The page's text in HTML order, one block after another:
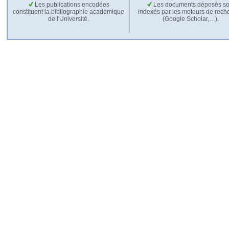
Les publications encodées
constituent la bibliographie académique
de l'Université.
Les documents déposés
indexés par les moteurs de
(Google Scholar,…).